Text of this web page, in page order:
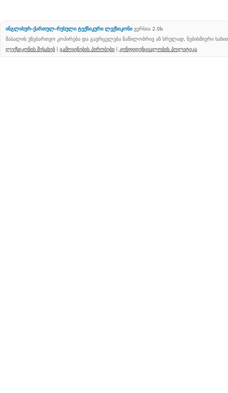
ინგლისურ-ქართულ-რუსული ტექნიკური ლექსიკონი ვერსია 2.0b
მასალის უნებართვო კოპირება და გავრცელება ნაწილობრივ ან სრულად, ნებისმიერი
ლექსიკონის შესახებ | გამოყენების პირობები | კონფიდენციალობის პოლიტიკა